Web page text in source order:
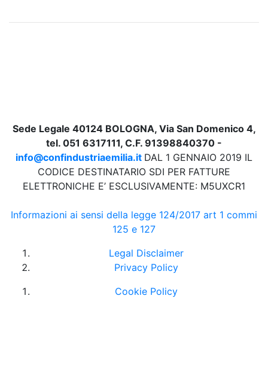
Sede Legale 40124 BOLOGNA, Via San Domenico 4,
tel. 051 6317111, C.F. 91398840370 -
info@confindustriaemilia.it DAL 1 GENNAIO 2019 IL
CODICE DESTINATARIO SDI PER FATTURE
ELETTRONICHE E’ ESCLUSIVAMENTE: M5UXCR1
Informazioni ai sensi della legge 124/2017 art 1 commi
125 e 127
Legal Disclaimer
Privacy Policy
Cookie Policy